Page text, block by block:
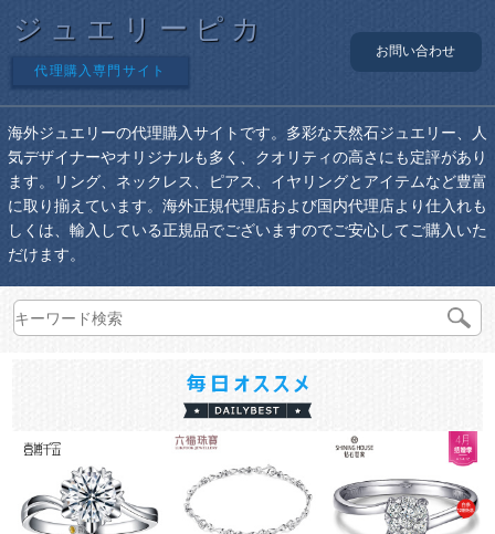
ジュエリーピカ
代理購入専門サイト
お問い合わせ
海外ジュエリーの代理購入サイトです。多彩な天然石ジュエリー、人
気デザイナーやオリジナルも多く、クオリティの高さにも定評があり
ます。リング、ネックレス、ピアス、イヤリングとアイテムなど豊富
に取り揃えています。海外正規代理店および国内代理店より仕入れも
しくは、輸入している正規品でございますのでご安心してご購入いた
だけます。